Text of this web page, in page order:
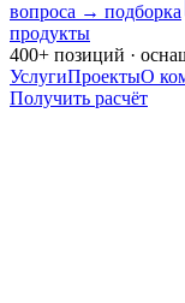
вопроса → подборка
продукты
400+ позиций ·
УслугиПроектыО
Получить расчёт